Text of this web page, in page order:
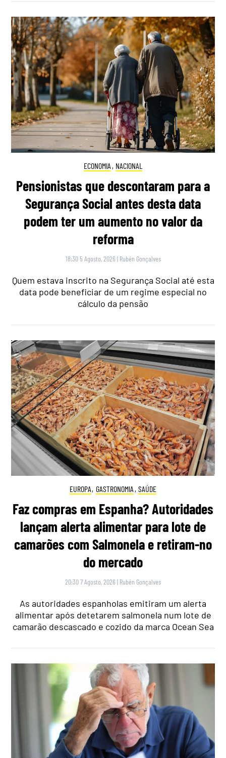
ECONOMIA , NACIONAL
Pensionistas que descontaram para a
Segurança Social antes desta data
podem ter um aumento no valor da
reforma
18:30 5 Agosto, 2026 | Rubén Gonçalves
Quem estava inscrito na Segurança Social até esta
data pode beneficiar de um regime especial no
cálculo da pensão
EUROPA, GASTRONOMIA , SAÚDE
Faz compras em Espanha? Autoridades
lançam alerta alimentar para lote de
camarões com Salmonela e retiram-no
do mercado
20:30 7 Agosto, 2026 | Rubén Gonçalves
As autoridades espanholas emitiram um alerta
alimentar após detetarem salmonela num lote de
camarão descascado e cozido da marca Ocean Sea